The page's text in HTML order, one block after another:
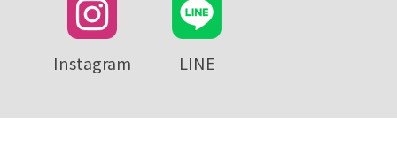
Instagram LINE